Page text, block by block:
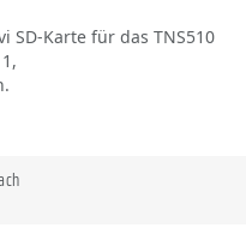
SD-Karte für das TNS510